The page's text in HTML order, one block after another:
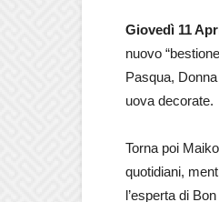
Giovedì 11
nuovo
Pasqua,
uova decorate.
Torna poi
quotidiani,
l’esperta di